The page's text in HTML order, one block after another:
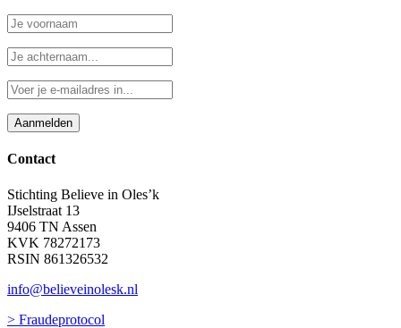
Contact
Stichting Believe in Oles’k
IJselstraat 13
9406 TN Assen
KVK 78272173
RSIN 861326532
info@believeinolesk.nl
> Fraudeprotocol